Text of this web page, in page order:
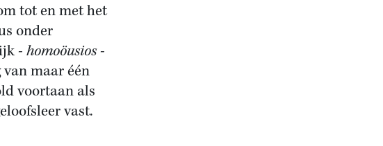
tot en met het
onder
- homoöusios-
maar één
voortaan als
vast.